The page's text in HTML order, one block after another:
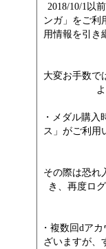
2018/10/1以
ンガ」をご利
用情報を引き
大変お手数で
・メダル購
ス」がご利用
その際は恐れ
き、再度ロ
・複数回dア
ざいますが、